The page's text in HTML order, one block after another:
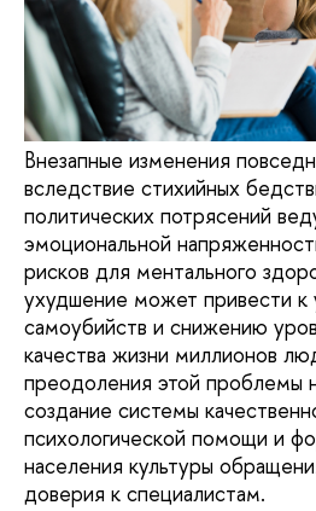
Внезапные изменения
вследствие стихийных
политических потрясений
эмоциональной
рисков для ментального
ухудшение может привести к
самоубийств и снижению
качества жизни миллионов
преодоления этой проблемы
создание системы
психологической помощи и
населения культуры
доверия к специалистам.